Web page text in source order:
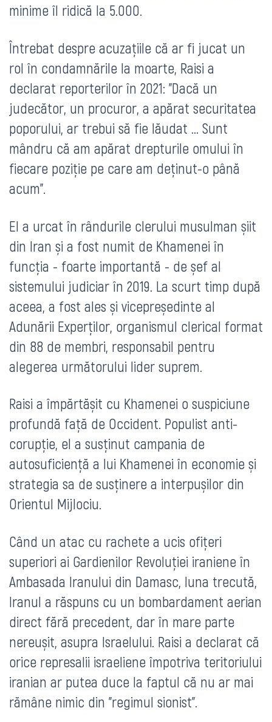
minime îl ridică la 5.000.
Întrebat despre acuzațiile că ar fi jucat un
rol în condamnările la moarte, Raisi a
declarat reporterilor în 2021: "Dacă un
judecător, un procuror, a apărat securitatea
poporului, ar trebui să fie lăudat ... Sunt
mândru că am apărat drepturile omului în
fiecare poziție pe care am deținut-o până
acum".
El a urcat în rândurile clerului musulman șiit
din Iran și a fost numit de Khamenei în
funcția - foarte importantă - de șef al
sistemului judiciar în 2019. La scurt timp după
aceea, a fost ales și vicepreședinte al
Adunării Experților, organismul clerical format
din 88 de membri, responsabil pentru
alegerea următorului lider suprem.
Raisi a împărtășit cu Khamenei o suspiciune
profundă față de Occident. Populist anti-
corupție, el a susținut campania de
autosuficiență a lui Khamenei în economie și
strategia sa de susținere a interpușilor din
Orientul Mijlociu.
Când un atac cu rachete a ucis ofițeri
superiori ai Gardienilor Revoluției iraniene în
Ambasada Iranului din Damasc, luna trecută,
Iranul a răspuns cu un bombardament aerian
direct fără precedent, dar în mare parte
nereușit, asupra Israelului. Raisi a declarat că
orice represalii israeliene împotriva teritoriului
iranian ar putea duce la faptul că nu ar mai
rămâne nimic din "regimul sionist".